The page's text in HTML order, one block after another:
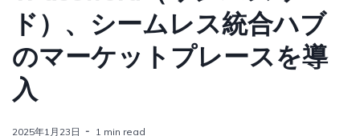
ド）、シームレス統合ハブ
のマーケットプレースを導
入
2025年1月23日 1 min read